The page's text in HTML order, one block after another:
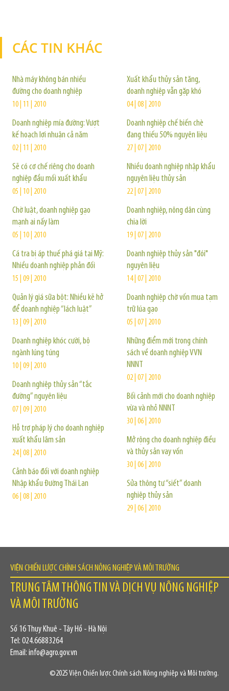
CÁC TIN KHÁC
Nhà máy không bán nhiều
đường cho doanh nghiệp
10 | 11 | 2010
Doanh nghiệp mía đường: Vượt
kế hoạch lợi nhuận cả năm
02 | 11 | 2010
Sẽ có cơ chế riêng cho doanh
nghiệp đầu mối xuất khẩu
05 | 10 | 2010
Chờ luật, doanh nghiệp gạo
mạnh ai nấy làm
05 | 10 | 2010
Cá tra bị áp thuế phá giá tại Mỹ:
Nhiều doanh nghiệp phản đối
15 | 09 | 2010
Quản lý giá sữa bột: Nhiều kẽ hở
để doanh nghiệp “lách luật”
13 | 09 | 2010
Doanh nghiệp khóc cười, bộ
ngành lúng túng
10 | 09 | 2010
Doanh nghiệp thủy sản “tắc
đường” nguyên liệu
07 | 09 | 2010
Hỗ trợ pháp lý cho doanh nghiệp
xuất khẩu lâm sản
24 | 08 | 2010
Cảnh báo đối với doanh nghiệp
Nhập khẩu Đường Thái Lan
06 | 08 | 2010
Xuất khẩu thủy sản tăng,
doanh nghiệp vẫn gặp khó
04 | 08 | 2010
Doanh nghiệp chế biến chè
đang thiếu 50% nguyên liệu
27 | 07 | 2010
Nhiều doanh nghiệp nhập khẩu
nguyên liệu thủy sản
22 | 07 | 2010
Doanh nghiệp, nông dân cùng
chia lời
19 | 07 | 2010
Doanh nghiệp thủy sản "đói"
nguyên liệu
14 | 07 | 2010
Doanh nghiệp chờ vốn mua tạm
trữ lúa gạo
05 | 07 | 2010
Những điểm mới trong chính
sách về doanh nghiệp VVN
NNNT
02 | 07 | 2010
Bối cảnh mới cho doanh nghiệp
vừa và nhỏ NNNT
30 | 06 | 2010
Mở rộng cho doanh nghiệp điều
và thủy sản vay vốn
30 | 06 | 2010
Sửa thông tư “siết” doanh
nghiệp thủy sản
29 | 06 | 2010
VIỆN CHIẾN LƯỢC CHÍNH SÁCH NÔNG NGHIỆP VÀ MÔI TRƯỜNG
TRUNG TÂM THÔNG TIN VÀ DỊCH VỤ NÔNG NGHIỆP
VÀ MÔI TRƯỜNG
Số 16 Thụy Khuê - Tây Hồ - Hà Nội
Tel: 024.66883264
Email: info@agro.gov.vn
©2025 Viện Chiến lược Chính sách Nông nghiệp và Môi trường.